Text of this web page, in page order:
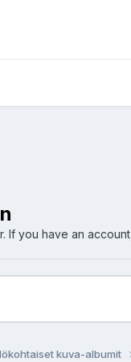
If you have an account,
kuva-albumit